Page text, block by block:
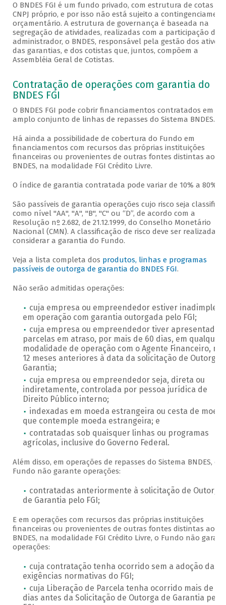
O BNDES FGI é um fundo privado, com estrutura de cotas e
CNPJ próprio, e por isso não está sujeito a
orçamentário. A estrutura de governança é baseada na
segregação de atividades, realizadas com a participação de
administrador, o BNDES, responsável pela gestão dos ativos
das garantias, e dos cotistas que, juntos, compõem a
Assembléia Geral de Cotistas.
Contratação de operações com garantia do
BNDES FGI
O BNDES FGI pode cobrir financiamentos contratados em
amplo conjunto de linhas de repasses do Sistema BNDES.
Há ainda a possibilidade de cobertura do Fundo em
financiamentos com recursos das próprias instituições
financeiras ou provenientes de outras fontes distintas ao
BNDES, na modalidade FGI Crédito Livre.
O índice de garantia contratada pode variar de 10% a 80%.
São passíveis de garantia operações cujo risco seja
como nível "AA", "A", "B", "C" ou “D”, de acordo com a
Resolução nº 2.682, de 21.12.1999, do Conselho Monetário
Nacional (CMN). A classificação de risco deve ser realizada
considerar a garantia do Fundo.
Veja a lista completa dos produtos, linhas e programas
passíveis de outorga de garantia do BNDES FGI.
Não serão admitidas operações:
cuja empresa ou empreendedor estiver
em operação com garantia outorgada pelo FGI;
cuja empresa ou empreendedor tiver apresentado
parcelas em atraso, por mais de 60 dias, em qualquer
modalidade de operação com o Agente Financeiro, nos
12 meses anteriores à data da solicitação de Outorga
Garantia;
cuja empresa ou empreendedor seja, direta ou
indiretamente, controlada por pessoa jurídica de
Direito Público interno;
indexadas em moeda estrangeira ou cesta de
que contemple moeda estrangeira; e
contratadas sob quaisquer linhas ou programas
agrícolas, inclusive do Governo Federal.
Além disso, em operações de repasses do Sistema BNDES, o
Fundo não garante operações:
contratadas anteriormente à solicitação de Outorga
de Garantia pelo FGI;
E em operações com recursos das próprias instituições
financeiras ou provenientes de outras fontes distintas ao
BNDES, na modalidade FGI Crédito Livre, o Fundo não
operações:
cuja contratação tenha ocorrido sem a adoção das
exigências normativas do FGI;
cuja Liberação de Parcela tenha ocorrido mais de 30
dias antes da Solicitação de Outorga de Garantia pelo